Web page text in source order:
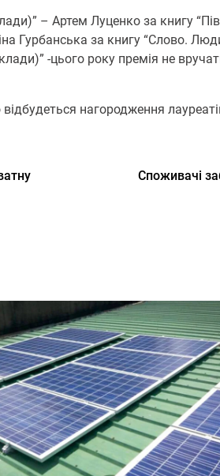
– Артем Луценко за книгу
Гурбанська за книгу “Слово.
-цього року премія не
відбудеться нагородження
Споживачі